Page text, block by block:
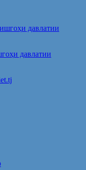
давлатии